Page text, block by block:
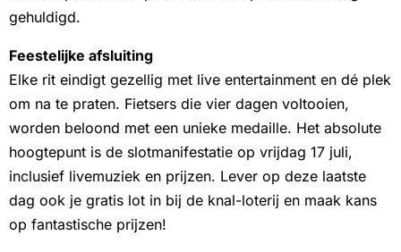
gehuldigd.
Feestelijke afsluiting
Elke rit eindigt gezellig met live entertainment en dé plek
om na te praten. Fietsers die vier dagen voltooien,
worden beloond met een unieke medaille. Het absolute
hoogtepunt is de slotmanifestatie op vrijdag 17 juli,
inclusief livemuziek en prijzen. Lever op deze laatste
dag ook je gratis lot in bij de knal-loterij en maak kans
op fantastische prijzen!